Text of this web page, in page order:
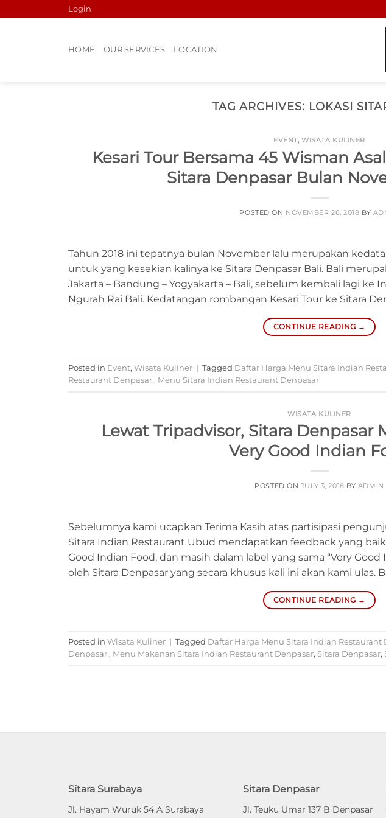
to
Login
HOME OUR SERVICES LOCATION
TAG ARCHIVES: LOKASI
EVENT,WISATA KULINER
Kesari Tour Bersama 45 Wisman
Sitara Denpasar Bulan
POSTED ON NOVEMBER 26, 2018 BY
Tahun 2018 ini tepatnya bulan November lalu merupakan
untuk yang kesekian kalinya ke Sitara Denpasar Bali. Bali
Jakarta – Bandung – Yogyakarta – Bali, sebelum kembali lagi ke
Ngurah Rai Bali. Kedatangan rombangan Kesari Tour ke Sitara
CONTINUE READING →
Posted in Event, Wisata Kuliner | Tagged Daftar Harga Menu Sitara Indian
Restaurant Denpasar., Menu Sitara Indian Restaurant Denpasar
WISATA KULINER
Lewat Tripadvisor, Sitara Denpasar
Very Good Indian
POSTED ON JULY 3, 2018 BY ADMIN
Sebelumnya kami ucapkan Terima Kasih atas partisipasi
Sitara Indian Restaurant Ubud mendapatkan feedback yang
Good Indian Food, dan masih dalam label yang sama “Very
oleh Sitara Denpasar yang secara khusus kali ini akan kami ulas.
CONTINUE READING →
Posted in Wisata Kuliner | Tagged Daftar Harga Menu Sitara Indian Restaurant
Denpasar., Menu Makanan Sitara Indian Restaurant Denpasar, Sitara Denpasar,
Sitara Surabaya
Jl. Hayam Wuruk 54 A Surabaya
Sitara Denpasar
Jl. Teuku Umar 137 B Denpasar